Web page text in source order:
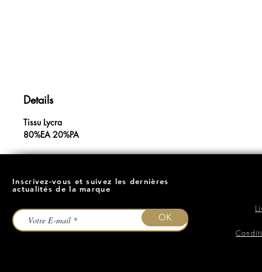
Details
Tissu Lycra
80%EA 20%PA
Inscrivez-vous et suivez les dernières
actualités de la marque
OK